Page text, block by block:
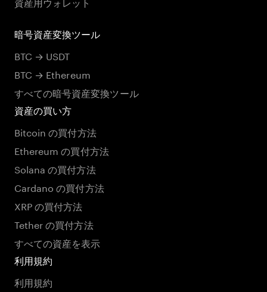
暗号資産変換ツール
BTC → USDT
BTC → Ethereum
すべての暗号資産変換ツール
資産の買い方
Bitcoin の買付方法
Ethereum の買付方法
Solana の買付方法
Cardano の買付方法
XRP の買付方法
Tether の買付方法
すべての資産を表示
利用規約
利用規約